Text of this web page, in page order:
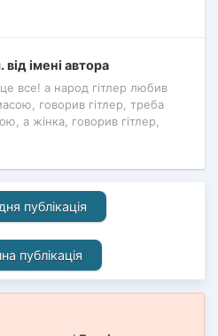
імені автора
все! а народ гітлер любив
говорив гітлер, треба
а жінка, говорив гітлер,
публікація
публікація